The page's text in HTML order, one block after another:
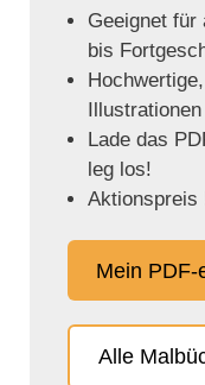
Geeignet für
bis
Illustrationen
Lade das
leg los!
Aktionspreis
Mein PDF-
Alle